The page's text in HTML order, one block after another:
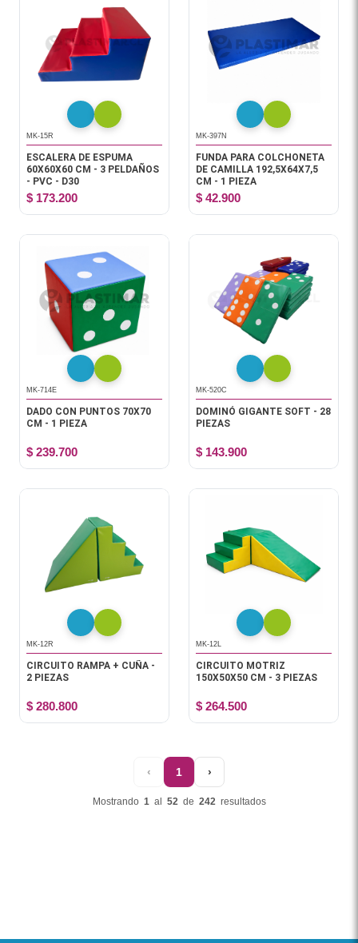
MK-15R
ESCALERA DE ESPUMA
60X60X60 CM - 3 PELDAÑOS
- PVC - D30
$ 173.200
MK-397N
FUNDA PARA COLCHONETA
DE CAMILLA 192,5X64X7,5
CM - 1 PIEZA
$ 42.900
MK-714E
DADO CON PUNTOS 70X70
CM - 1 PIEZA
$ 239.700
MK-520C
DOMINÓ GIGANTE SOFT - 28
PIEZAS
$ 143.900
MK-12R
CIRCUITO RAMPA + CUÑA -
2 PIEZAS
$ 280.800
MK-12L
CIRCUITO MOTRIZ
150X50X50 CM - 3 PIEZAS
$ 264.500
‹ 1 ›
Mostrando 1 al 52 de 242 resultados